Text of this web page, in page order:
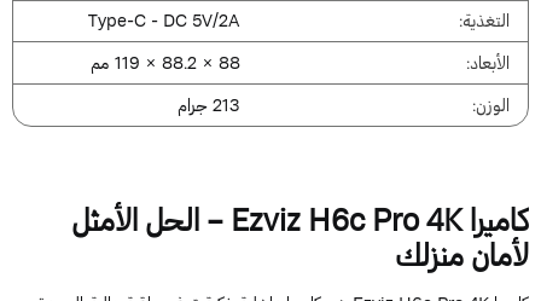
التغذية:
Type-C - DC 5V/2A
الأبعاد:
88 × 88.2 × 119 مم
الوزن:
213 جرام
كاميرا Ezviz H6c Pro 4K – الحل الأمثل
منزلك